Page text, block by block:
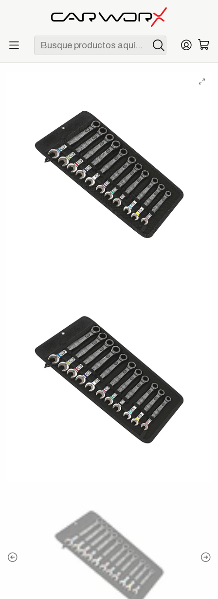
ENVÍO GRATIS POR COMPRAS MAYORES A S/ 250
Wera Joker 6000 Set 1 - Juego Profesional de Llaves
Combinadas de 11 Piezas